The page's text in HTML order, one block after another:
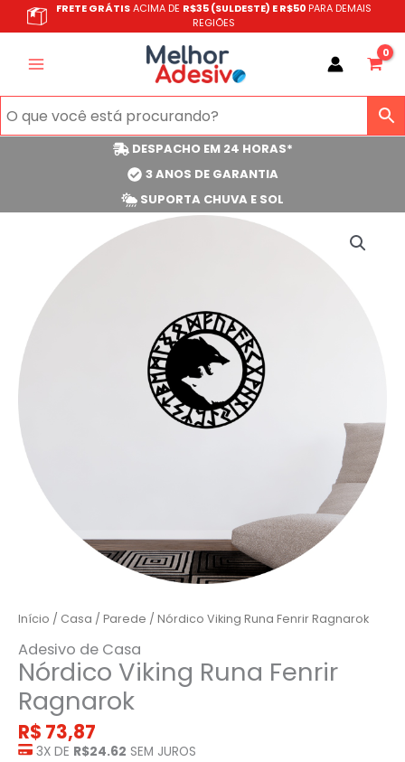
para
FRETE GRÁTISACIMA DE R$35 (SULDESTE) E R$50 PARA DEMAIS
REGIÕES
DESPACHO EM 24 HORAS*
3 ANOS DE GARANTIA
SUPORTA CHUVA E SOL
Início / Casa / Parede / Nórdico Viking Runa Fenrir Ragnarok
Adesivo de Casa
Nórdico Viking Runa Fenrir
Ragnarok
R$ 73,87
3X DE R$24.62 SEM JUROS